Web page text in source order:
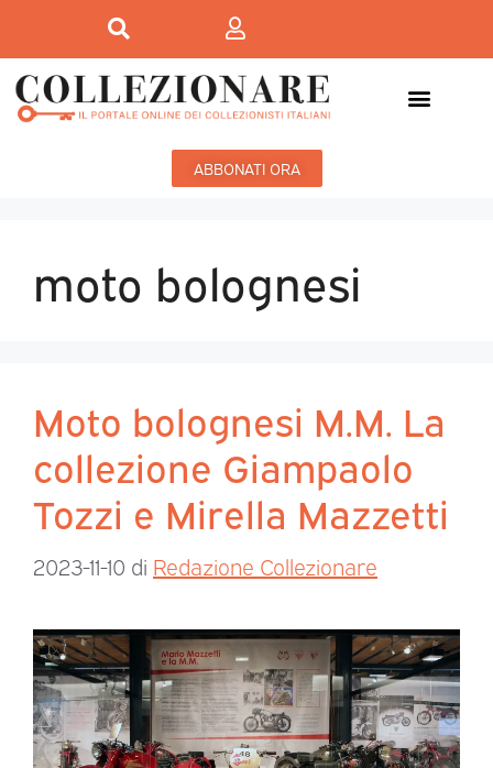
ABBONATI ORA
moto bolognesi
Moto bolognesi M.M. La
collezione Giampaolo
Tozzi e Mirella Mazzetti
2023-11-10 di Redazione Collezionare